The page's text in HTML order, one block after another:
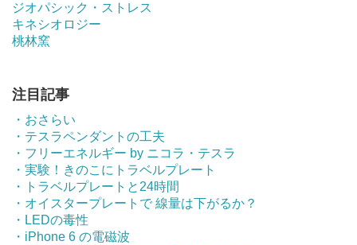
ジオパシック・ストレス
キネシオロジー
桃林窯
注目記事
・おさらい
・テスラペンダントの工夫
・フリーエネルギー by ニコラ・テスラ
・実験！きのこにトラベルプレート
・トラベルプレートと24時間
・オイスタープレートで 線量は下がるか？
・LEDの毒性
・iPhone 6 の電磁波